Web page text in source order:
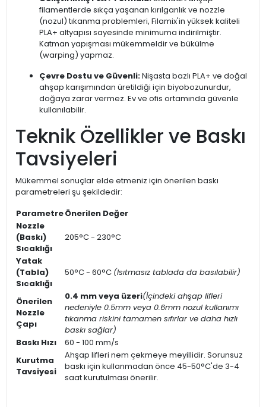
filamentlerde sıkça yaşanan kırılganlık ve nozzle
(nozul) tıkanma problemleri, Filamix'in yüksek kaliteli
PLA+ altyapısı sayesinde minimuma indirilmiştir.
Katman yapışması mükemmeldir ve bükülme
(warping) yapmaz.
Çevre Dostu ve Güvenli:Nişasta bazlı PLA+ ve doğal
ahşap karışımından üretildiği için biyobozunurdur,
doğaya zarar vermez. Ev ve ofis ortamında güvenle
kullanılabilir.
Teknik Özellikler ve Baskı
Tavsiyeleri
Mükemmel sonuçlar elde etmeniz için önerilen baskı
parametreleri şu şekildedir:
ParametreÖnerilen Değer
Nozzle
(Baskı)
Sıcaklığı
205°C - 230°C
Yatak
(Tabla)
Sıcaklığı
50°C - 60°C (Isıtmasız tablada da basılabilir)
Önerilen
Nozzle
Çapı
0.4 mm veya üzeri(İçindeki ahşap lifleri
nedeniyle 0.5mm veya 0.6mm nozul kullanımı
tıkanma riskini tamamen sıfırlar ve daha hızlı
baskı sağlar)
Baskı Hızı
60 - 100 mm/s
Kurutma
Tavsiyesi
Ahşap lifleri nem çekmeye meyillidir. Sorunsuz
baskı için kullanmadan önce 45-50°C'de 3-4
saat kurutulması önerilir.